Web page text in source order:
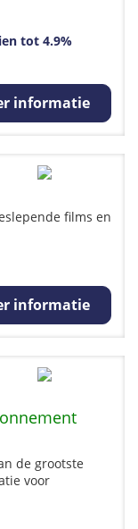
tot 4.9%
informatie
films en
informatie
de grootste
voor